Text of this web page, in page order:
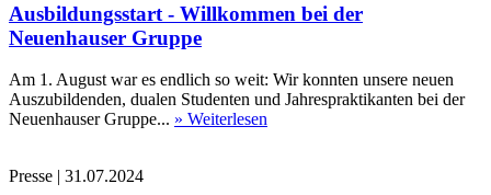
Ausbildungsstart - Willkommen bei der
Neuenhauser Gruppe
Am 1. August war es endlich so weit: Wir konnten unsere neuen
Auszubildenden, dualen Studenten und Jahrespraktikanten bei der
Neuenhauser Gruppe... » Weiterlesen
Presse | 31.07.2024